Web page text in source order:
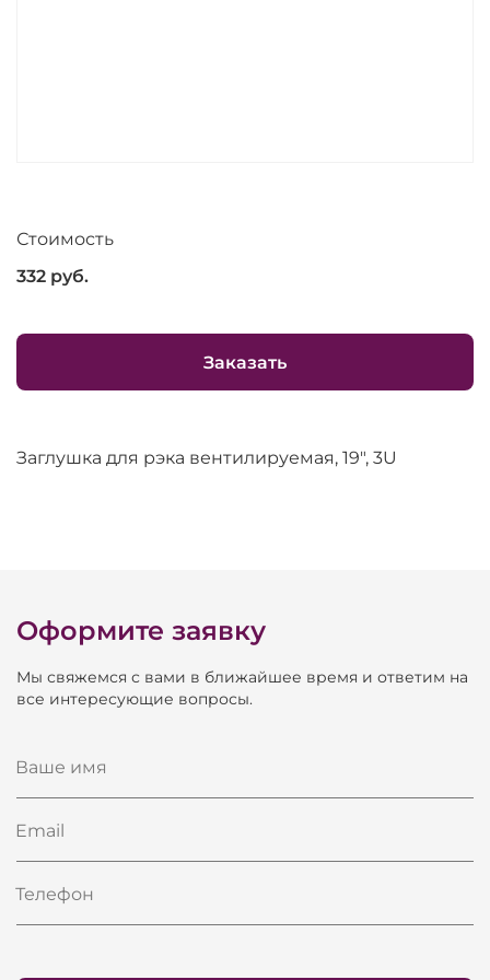
Стоимость
332 руб.
Заказать
Заглушка для рэка вентилируемая, 19", 3U
Оформите заявку
Мы свяжемся с вами в ближайшее время и ответим на
все интересующие вопросы.
Ваше имя
Email
Телефон